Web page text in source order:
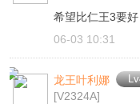
希望比仁王3要
06-03 10:31
龙王叶利娜
[V2324A]